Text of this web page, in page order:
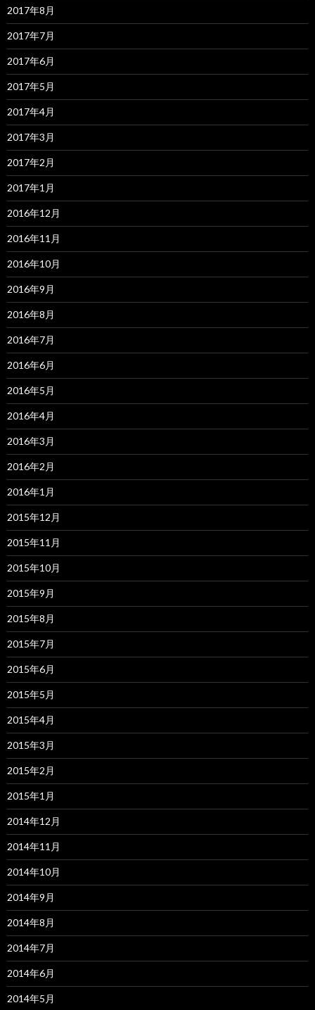
2017年8月
2017年7月
2017年6月
2017年5月
2017年4月
2017年3月
2017年2月
2017年1月
2016年12月
2016年11月
2016年10月
2016年9月
2016年8月
2016年7月
2016年6月
2016年5月
2016年4月
2016年3月
2016年2月
2016年1月
2015年12月
2015年11月
2015年10月
2015年9月
2015年8月
2015年7月
2015年6月
2015年5月
2015年4月
2015年3月
2015年2月
2015年1月
2014年12月
2014年11月
2014年10月
2014年9月
2014年8月
2014年7月
2014年6月
2014年5月